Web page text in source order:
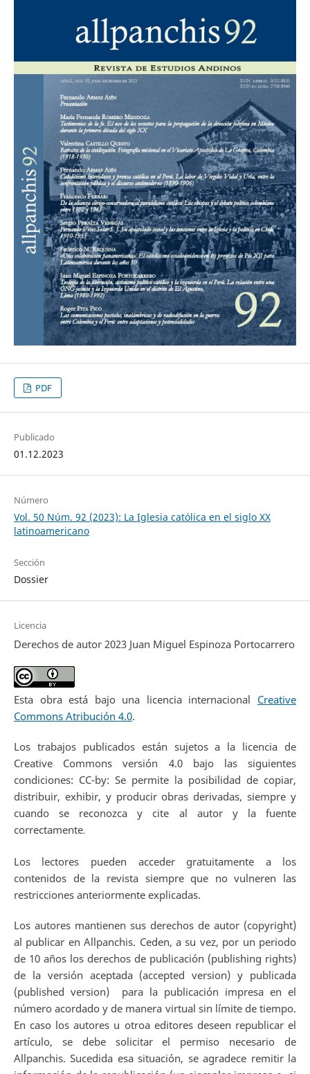
PDF
Publicado
01.12.2023
Número
Vol. 50 Núm. 92 (2023): La Iglesia católica en el siglo XX
latinoamericano
Sección
Dossier
Licencia
Derechos de autor 2023 Juan Miguel Espinoza Portocarrero
Esta obra está bajo una licencia internacional Creative
Commons Atribución 4.0.
Los trabajos publicados están sujetos a la licencia de
Creative Commons versión 4.0 bajo las siguientes
condiciones: CC-by: Se permite la posibilidad de copiar,
distribuir, exhibir, y producir obras derivadas, siempre y
cuando se reconozca y cite al autor y la fuente
correctamente.
Los lectores pueden acceder gratuitamente a los
contenidos de la revista siempre que no vulneren las
restricciones anteriormente explicadas.
Los autores mantienen sus derechos de autor (copyright)
al publicar en Allpanchis. Ceden, a su vez, por un periodo
de 10 años los derechos de publicación (publishing rights)
de la versión aceptada (accepted version) y publicada
(published version) para la publicación impresa en el
número acordado y de manera virtual sin límite de tiempo.
En caso los autores u otroa editores deseen republicar el
artículo, se debe solicitar el permiso necesario de
Allpanchis. Sucedida esa situación, se agradece remitir la